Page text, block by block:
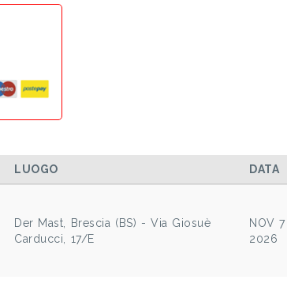
LUOGO DATA
Der Mast, Brescia (BS) - Via Giosuè
Carducci, 17/E
NOV 7
2026